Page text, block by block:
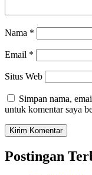
Nama *
Email *
Situs Web
Simpan nama,
untuk komentar saya
Postingan